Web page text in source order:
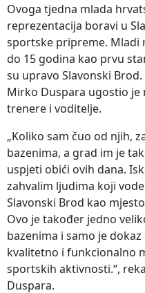
Ovoga tjedna mlada
reprezentacija boravi u
sportske pripreme. Mladi
do 15 godina kao prvu
su upravo Slavonski
Mirko Duspara ugostio je
trenere i voditelje.
„Koliko sam čuo od njih,
bazenima, a grad im je
uspjeti obići ovih dana.
zahvalim ljudima koji
Slavonski Brod kao
Ovo je također jedno
bazenima i samo je
kvalitetno i funkcionalno
sportskih aktivnosti.“,
Duspara.